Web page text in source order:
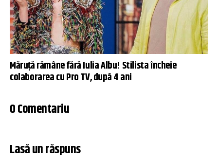
Măruţă rămâne fără Iulia Albu! Stilista încheie
colaborarea cu Pro TV, după 4 ani
0 Comentariu
Lasă un răspuns